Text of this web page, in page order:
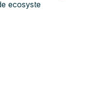
ecosyste